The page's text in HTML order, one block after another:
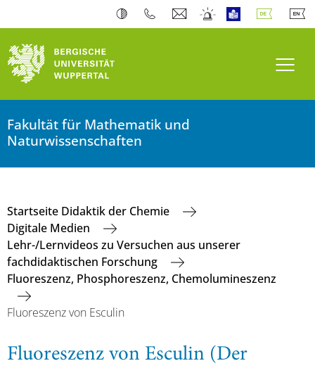
Fakultät für Mathematik und
Naturwissenschaften
Startseite Didaktik der Chemie
Digitale Medien
Lehr-/Lernvideos zu Versuchen aus unserer
fachdidaktischen Forschung
Fluoreszenz, Phosphoreszenz, Chemolumineszenz
Fluoreszenz von Esculin
Fluoreszenz von Esculin (Der